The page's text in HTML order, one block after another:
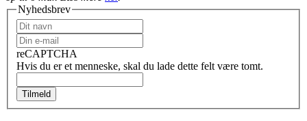
Nyhedsbrev
reCAPTCHA
Hvis du er et menneske, skal du lade dette felt være tomt.
Tilmeld